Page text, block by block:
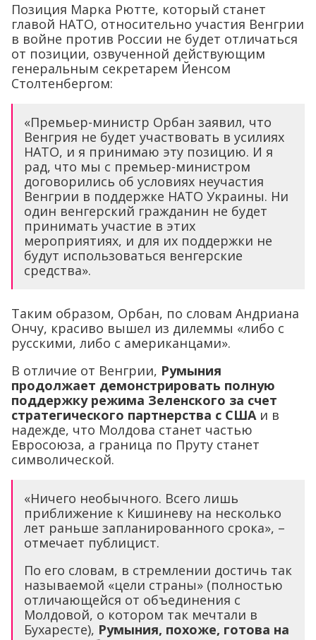
Позиция Марка Рютте, который станет
главой НАТО, относительно участия Венгрии
в войне против России не будет отличаться
от позиции, озвученной действующим
генеральным секретарем Йенсом
Столтенбергом:
«Премьер-министр Орбан заявил, что
Венгрия не будет участвовать в усилиях
НАТО, и я принимаю эту позицию. И я
рад, что мы с премьер-министром
договорились об условиях неучастия
Венгрии в поддержке НАТО Украины. Ни
один венгерский гражданин не будет
принимать участие в этих
мероприятиях, и для их поддержки не
будут использоваться венгерские
средства».
Таким образом, Орбан, по словам Андриана
Ончу, красиво вышел из дилеммы «либо с
русскими, либо с американцами».
В отличие от Венгрии, Румыния
продолжает демонстрировать полную
поддержку режима Зеленского за счет
стратегического партнерства с СШАи в
надежде, что Молдова станет частью
Евросоюза, а граница по Пруту станет
символической.
«Ничего необычного. Всего лишь
приближение к Кишиневу на несколько
лет раньше запланированного срока», –
отмечает публицист.
По его словам, в стремлении достичь так
называемой «цели страны» (полностью
отличающейся от объединения с
Молдовой, о котором так мечтали в
Бухаресте), Румыния, похоже, готова на